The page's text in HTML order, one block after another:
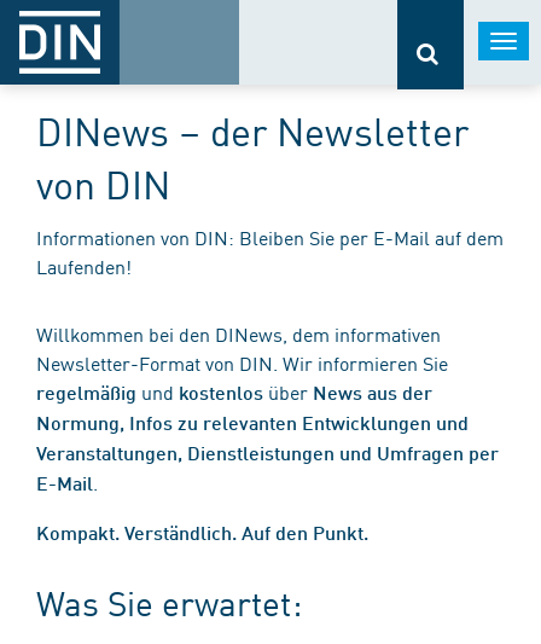
DINews – der Newsletter
von DIN
Informationen von DIN: Bleiben Sie per E-Mail auf dem
Laufenden!
Willkommen bei den DINews, dem informativen
Newsletter-Format von DIN. Wir informieren Sie
regelmäßig und kostenlos über News aus der
Normung, Infos zu relevanten Entwicklungen und
Veranstaltungen, Dienstleistungen und Umfragen per
E-Mail
Kompakt. Verständlich. Auf den Punkt.
Was Sie erwartet: